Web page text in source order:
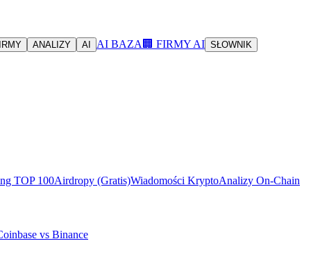
ANALIZY AI AI BAZA 🏢 FIRMY AI SŁOWNIK
TOP 100Airdropy (Gratis)Wiadomości KryptoAnalizy On-Chain
vs Binance